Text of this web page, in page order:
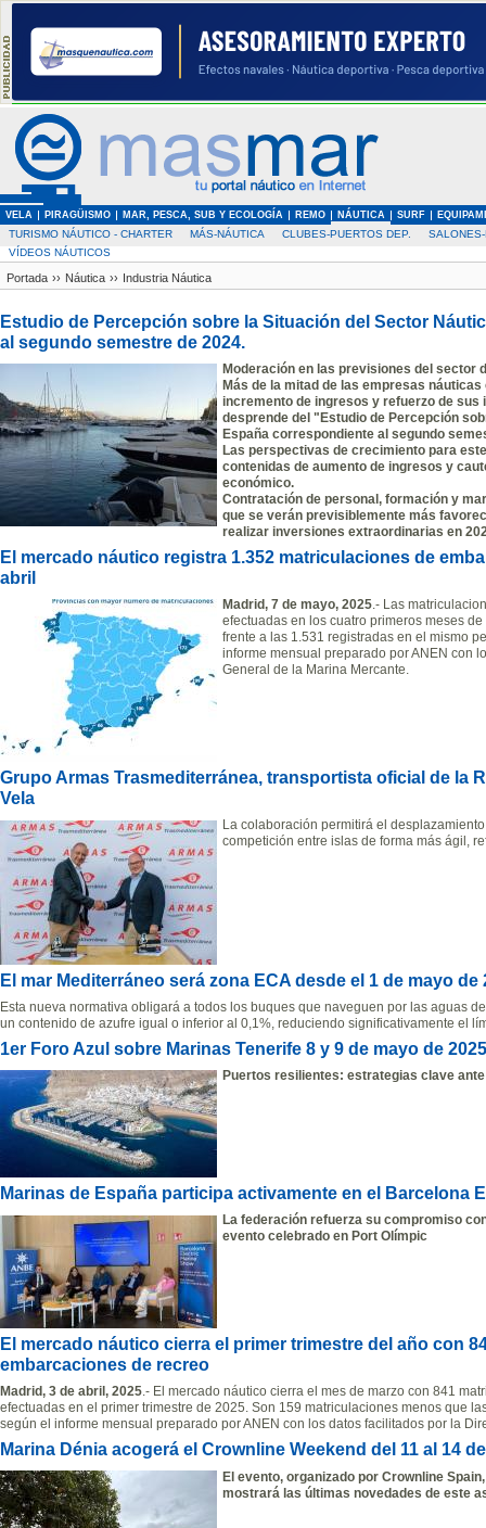
VELA PIRAGÜISMO MAR, PESCA, SUB Y ECOLOGÍA REMO NÁUTICA SURF
TURISMO NÁUTICO - CHARTER MÁS-NÁUTICA CLUBES-PUERTOS DEP.
VÍDEOS NÁUTICOS
Portada ›› Náutica ›› Industria Náutica
Estudio de Percepción sobre la Situación del Sector
al segundo semestre de 2024.
Moderación en las previsiones del sector
Más de la mitad de las empresas
incremento de ingresos y refuerzo de sus
desprende del "Estudio de Percepción
España correspondiente al segundo
Las perspectivas de crecimiento para
contenidas de aumento de ingresos y
económico.
Contratación de personal, formación y
que se verán previsiblemente más
realizar inversiones extraordinarias en
El mercado náutico registra 1.352 matriculaciones de
abril
Madrid, 7 de mayo, 2025.- Las
efectuadas en los cuatro primeros meses
frente a las 1.531 registradas en el mismo
informe mensual preparado por ANEN con
General de la Marina Mercante.
Grupo Armas Trasmediterránea, transportista oficial de la
Vela
La colaboración permitirá el
competición entre islas de forma más ágil,
El mar Mediterráneo será zona ECA desde el 1 de mayo de
Esta nueva normativa obligará a todos los buques que naveguen por las aguas
un contenido de azufre igual o inferior al 0,1%, reduciendo significativamente el
1er Foro Azul sobre Marinas Tenerife 8 y 9 de mayo de 2025
Puertos resilientes: estrategias clave
Marinas de España participa activamente en el Barcelona
La federación refuerza su compromiso
evento celebrado en Port Olímpic
El mercado náutico cierra el primer trimestre del año con
embarcaciones de recreo
Madrid, 3 de abril, 2025.- El mercado náutico cierra el mes de marzo con 841
efectuadas en el primer trimestre de 2025. Son 159 matriculaciones menos que
según el informe mensual preparado por ANEN con los datos facilitados por la
Marina Dénia acogerá el Crownline Weekend del 11 al 14
El evento, organizado por Crownline
mostrará las últimas novedades de este